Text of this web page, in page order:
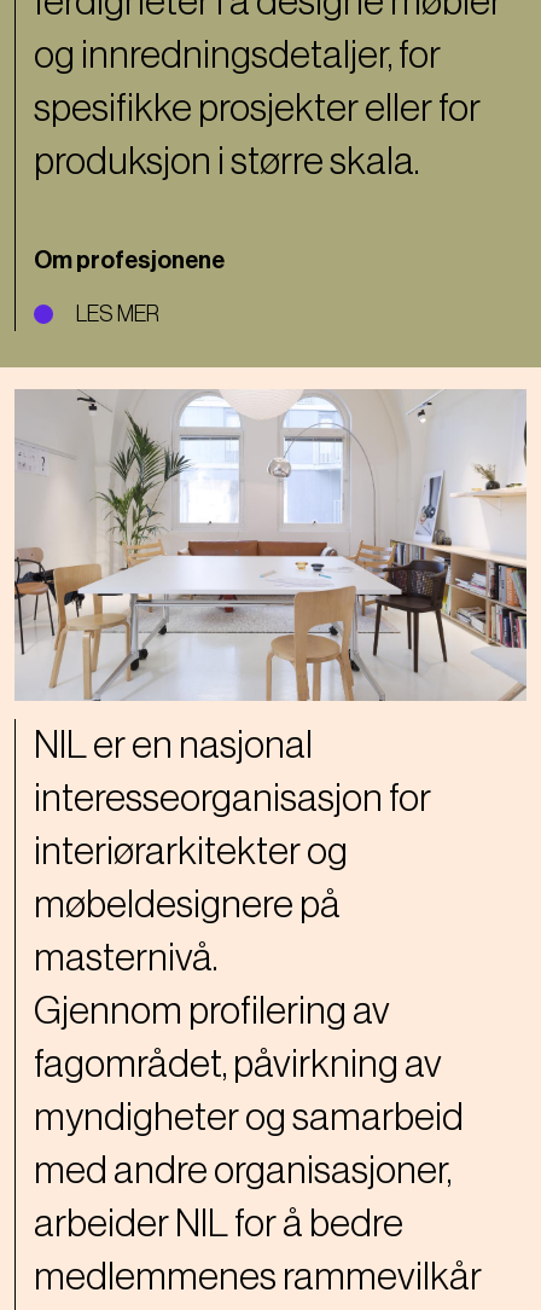
ferdigheter i å designe møbler
og innredningsdetaljer, for
spesifikke prosjekter eller for
produksjon i større skala.
Om profesjonene
LES MER
NIL er en nasjonal
interesseorganisasjon for
interiørarkitekter og
møbeldesignere på
masternivå.
Gjennom profilering av
fagområdet, påvirkning av
myndigheter og samarbeid
med andre organisasjoner,
arbeider NIL for å bedre
medlemmenes rammevilkår